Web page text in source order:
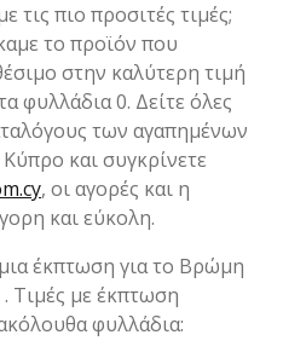
τις πιο προσιτές τιμές;
το προϊόν που
στην καλύτερη τιμή
φυλλάδια 0. Δείτε όλες
των αγαπημένων
και συγκρίνετε
, οι αγορές και η
και εύκολη.
έκπτωση για το Βρώμη
Τιμές με έκπτωση
φυλλάδια: